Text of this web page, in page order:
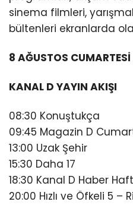
sinema filmleri,
bültenleri ekranlarda
8 AĞUSTOS
KANAL D YAYIN AKIŞI
08:30 Konuştukça
09:45 Magazin D
13:00 Uzak Şehir
15:30 Daha 17
18:30 Kanal D Haber
20:00 Hızlı ve Öfkeli 5 –